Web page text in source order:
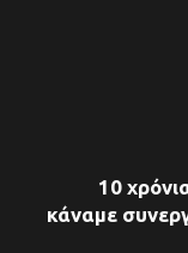
10
κάναμε